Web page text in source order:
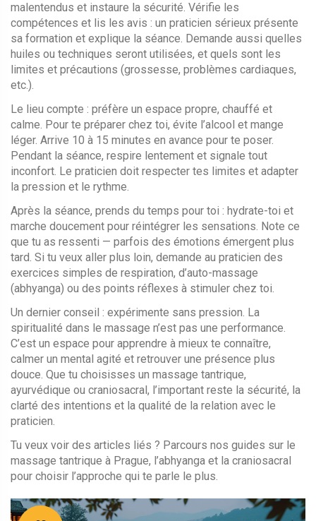
malentendus et instaure la sécurité. Vérifie les
compétences et lis les avis : un praticien sérieux présente
sa formation et explique la séance. Demande aussi quelles
huiles ou techniques seront utilisées, et quels sont les
limites et précautions (grossesse, problèmes cardiaques,
etc.).
Le lieu compte : préfère un espace propre, chauffé et
calme. Pour te préparer chez toi, évite l’alcool et mange
léger. Arrive 10 à 15 minutes en avance pour te poser.
Pendant la séance, respire lentement et signale tout
inconfort. Le praticien doit respecter tes limites et adapter
la pression et le rythme.
Après la séance, prends du temps pour toi : hydrate-toi et
marche doucement pour réintégrer les sensations. Note ce
que tu as ressenti — parfois des émotions émergent plus
tard. Si tu veux aller plus loin, demande au praticien des
exercices simples de respiration, d’auto-massage
(abhyanga) ou des points réflexes à stimuler chez toi.
Un dernier conseil : expérimente sans pression. La
spiritualité dans le massage n’est pas une performance.
C’est un espace pour apprendre à mieux te connaître,
calmer un mental agité et retrouver une présence plus
douce. Que tu choisisses un massage tantrique,
ayurvédique ou craniosacral, l’important reste la sécurité, la
clarté des intentions et la qualité de la relation avec le
praticien.
Tu veux voir des articles liés ? Parcours nos guides sur le
massage tantrique à Prague, l’abhyanga et la craniosacral
pour choisir l’approche qui te parle le plus.